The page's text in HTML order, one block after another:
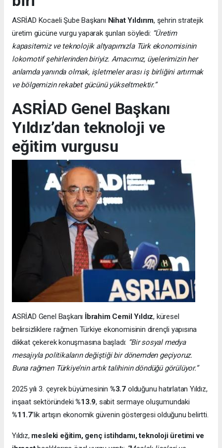
ASRİAD Kocaeli Şube Başkanı Nihat Yıldırım, şehrin stratejik
üretim gücüne vurgu yaparak şunları söyledi: “Üretim
kapasitemiz ve teknolojik altyapımızla Türk ekonomisinin
lokomotif şehirlerinden biriyiz. Amacımız, üyelerimizin her
anlamda yanında olmak, işletmeler arası iş birliğini artırmak
ve bölgemizin rekabet gücünü yükseltmektir.”
ASRİAD Genel Başkanı
Yıldız’dan teknoloji ve
eğitim vurgusu
ASRİAD Genel Başkanı İbrahim Cemil Yıldız, küresel
belirsizliklere rağmen Türkiye ekonomisinin dirençli yapısına
dikkat çekerek konuşmasına başladı: “Bir sosyal medya
mesajıyla politikaların değiştiği bir dönemden geçiyoruz.
Buna rağmen Türkiye’nin artık talihinin döndüğü görülüyor.”
2025 yılı 3. çeyrek büyümesinin %3.7 olduğunu hatırlatan Yıldız,
inşaat sektöründeki%13.9, sabit sermaye oluşumundaki
%11.7’lik artışın ekonomik güvenin göstergesi olduğunu belirtti.
Yıldız, mesleki eğitim, genç istihdamı, teknoloji üretimi ve